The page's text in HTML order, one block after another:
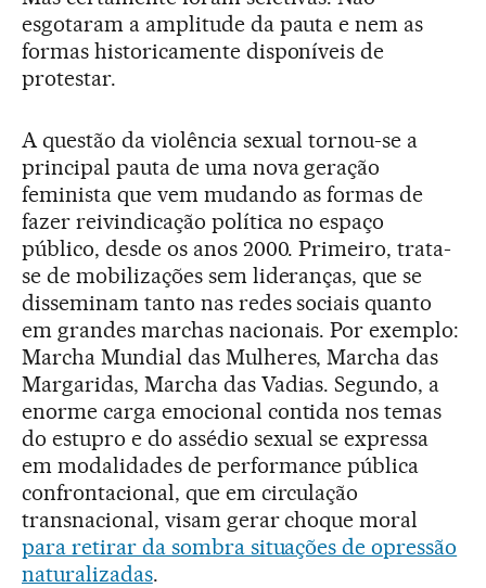
esgotaram a amplitude da pauta e nem as
formas historicamente disponíveis de
protestar.
A questão da violência sexual tornou-se a
principal pauta de uma nova geração
feminista que vem mudando as formas de
fazer reivindicação política no espaço
público, desde os anos 2000. Primeiro, trata-
se de mobilizações sem lideranças, que se
disseminam tanto nas redes sociais quanto
em grandes marchas nacionais. Por exemplo:
Marcha Mundial das Mulheres, Marcha das
Margaridas, Marcha das Vadias. Segundo, a
enorme carga emocional contida nos temas
do estupro e do assédio sexual se expressa
em modalidades de performance pública
confrontacional, que em circulação
transnacional, visam gerar choque moral
para retirar da sombra situações de opressão
naturalizadas.